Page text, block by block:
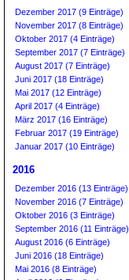
Dezember 2017 (9 Einträge)
November 2017 (8 Einträge)
Oktober 2017 (4 Einträge)
September 2017 (7 Einträge)
August 2017 (7 Einträge)
Juni 2017 (18 Einträge)
Mai 2017 (12 Einträge)
April 2017 (4 Einträge)
März 2017 (16 Einträge)
Februar 2017 (19 Einträge)
Januar 2017 (10 Einträge)
2016
Dezember 2016 (13 Einträge)
November 2016 (7 Einträge)
Oktober 2016 (3 Einträge)
September 2016 (11 Einträge)
August 2016 (6 Einträge)
Juni 2016 (18 Einträge)
Mai 2016 (8 Einträge)